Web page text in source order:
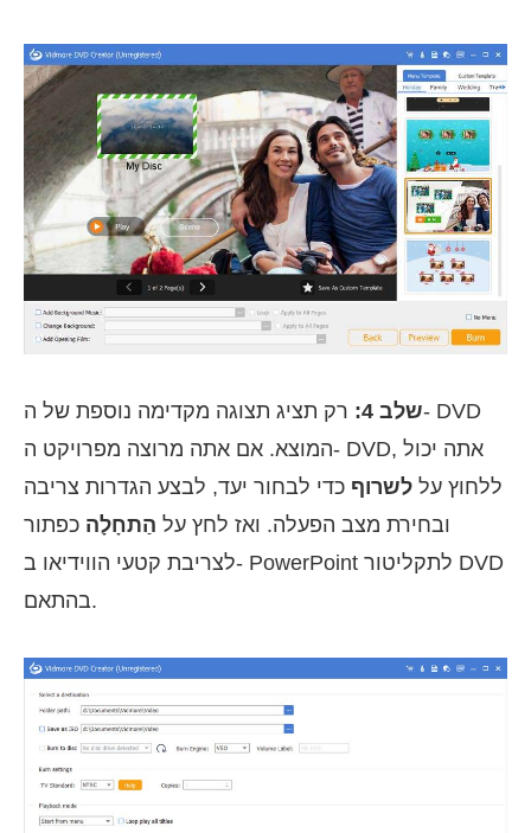
שלב 4:
רק תציג תצוגה מקדימה נוספת של ה- DVD
המוצא. אם אתה מרוצה מפרויקט ה- DVD, אתה יכול
ללחוץ על לשרוף כדי לבחור יעד, לבצע הגדרות צריבה
ובחירת מצב הפעלה. ואז לחץ על הַתחָלָה כפתור
לצריבת קטעי הווידיאו ב- PowerPoint לתקליטור DVD
בהתאם.